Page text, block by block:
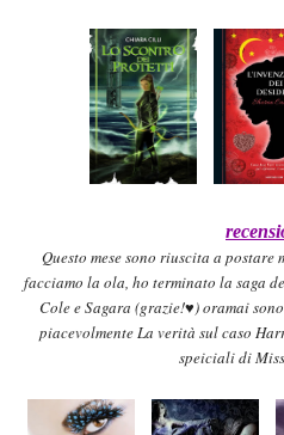
Questo mese sono riuscita a postare
facciamo la ola, ho terminato la saga
Cole e Sagara (grazie!♥)oramai
piacevolmente La verità sul caso
speiciali di